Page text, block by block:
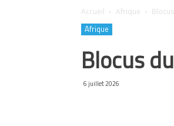
Accueil Afrique
Afrique
Blocus
6 juillet 2026